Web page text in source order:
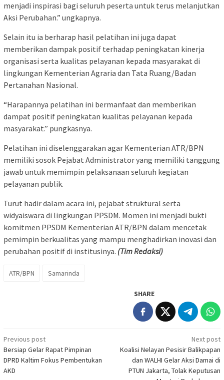
menjadi inspirasi bagi seluruh peserta untuk terus melanjutkan
Aksi Perubahan.” ungkapnya.
Selain itu ia berharap hasil pelatihan ini juga dapat
memberikan dampak positif terhadap peningkatan kinerja
organisasi serta kualitas pelayanan kepada masyarakat di
lingkungan Kementerian Agraria dan Tata Ruang/Badan
Pertanahan Nasional.
“Harapannya pelatihan ini bermanfaat dan memberikan
dampat positif peningkatan kualitas pelayanan kepada
masyarakat.” pungkasnya.
Pelatihan ini diselenggarakan agar Kementerian ATR/BPN
memiliki sosok Pejabat Administrator yang memiliki tanggung
jawab untuk memimpin pelaksanaan seluruh kegiatan
pelayanan publik.
Turut hadir dalam acara ini, pejabat struktural serta
widyaiswara di lingkungan PPSDM. Momen ini menjadi bukti
komitmen PPSDM Kementerian ATR/BPN dalam mencetak
pemimpin berkualitas yang mampu menghadirkan inovasi dan
perubahan positif di institusinya. (Tim Redaksi)
ATR/BPN Samarinda
SHARE
Post
navigation
Previous post
Bersiap Gelar Rapat Pimpinan
DPRD Kaltim Fokus Pembentukan
AKD
Next post
Koalisi Nelayan Pesisir Balikpapan
dan WALHI Gelar Aksi Damai di
PTUN Jakarta, Tolak Keputusan